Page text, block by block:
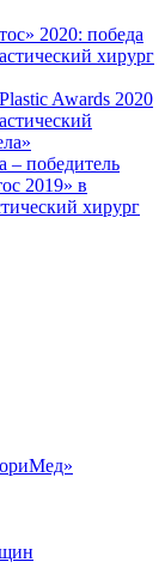
2020: победа
хирург
Awards 2020
– победитель
2019» в
хирург